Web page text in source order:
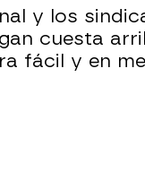
y los
cuesta
fácil y en
y rápido!